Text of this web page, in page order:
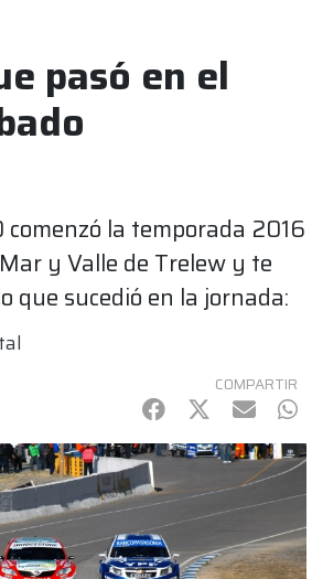
pasó en el
la temporada 2016
y Valle de Trelew y te
que sucedió en la jornada:
COMPARTIR
Facebook
Twitter
mail